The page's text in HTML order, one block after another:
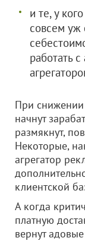
и те, у
совсем уж
работать
При
начнут
размякнут,
Некоторые,
агрегатор
клиентской
А когда
платную
вернут